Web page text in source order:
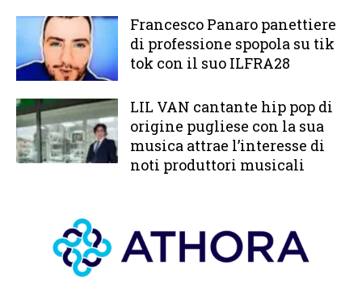
Francesco Panaro panettiere
di professione spopola su tik
tok con il suo ILFRA28
LIL VAN cantante hip pop di
origine pugliese con la sua
musica attrae l’interesse di
noti produttori musicali